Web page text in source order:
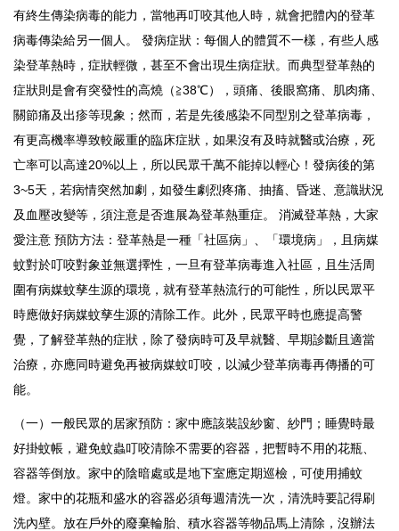
有終生傳染病毒的能力，當牠再叮咬其他人時，就會把體內的登革
病毒傳染給另一個人。 發病症狀：每個人的體質不一樣，有些人感
染登革熱時，症狀輕微，甚至不會出現生病症狀。而典型登革熱的
症狀則是會有突發性的高燒（≧38℃），頭痛、後眼窩痛、肌肉痛、
關節痛及出疹等現象；然而，若是先後感染不同型別之登革病毒，
有更高機率導致較嚴重的臨床症狀，如果沒有及時就醫或治療，死
亡率可以高達20%以上，所以民眾千萬不能掉以輕心！發病後的第
3~5天，若病情突然加劇，如發生劇烈疼痛、抽搐、昏迷、意識狀況
及血壓改變等，須注意是否進展為登革熱重症。 消滅登革熱，大家
愛注意 預防方法：登革熱是一種「社區病」、「環境病」，且病媒
蚊對於叮咬對象並無選擇性，一旦有登革病毒進入社區，且生活周
圍有病媒蚊孳生源的環境，就有登革熱流行的可能性，所以民眾平
時應做好病媒蚊孳生源的清除工作。此外，民眾平時也應提高警
覺，了解登革熱的症狀，除了發病時可及早就醫、早期診斷且適當
治療，亦應同時避免再被病媒蚊叮咬，以減少登革病毒再傳播的可
能。
（一）一般民眾的居家預防：家中應該裝設紗窗、紗門；睡覺時最
好掛蚊帳，避免蚊蟲叮咬清除不需要的容器，把暫時不用的花瓶、
容器等倒放。家中的陰暗處或是地下室應定期巡檢，可使用捕蚊
燈。家中的花瓶和盛水的容器必須每週清洗一次，清洗時要記得刷
洗內壁。放在戶外的廢棄輪胎、積水容器等物品馬上清除，沒辦法